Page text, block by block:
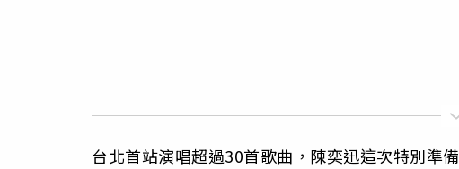
台北首站演唱超過30首歌曲，陳奕迅這次特別準